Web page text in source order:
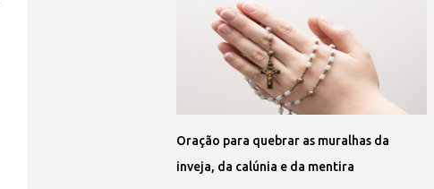
Oração para quebrar as muralhas da
inveja, da calúnia e da mentira